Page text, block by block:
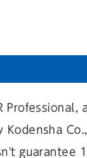
Professional,
Co.,
guarantee